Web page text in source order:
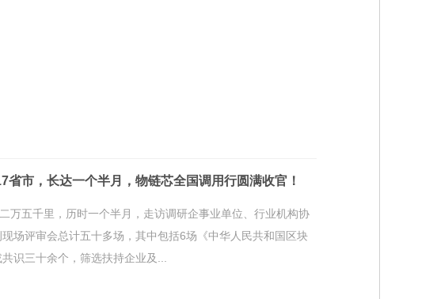
市，长达一个半月，物链芯全国调用行圆满收官！
万五千里，历时一个半月，走访调研企事业单位、行业机构协
场评审会总计五十多场，其中包括6场《中华人民共和国区块
识三十余个，筛选扶持企业及...